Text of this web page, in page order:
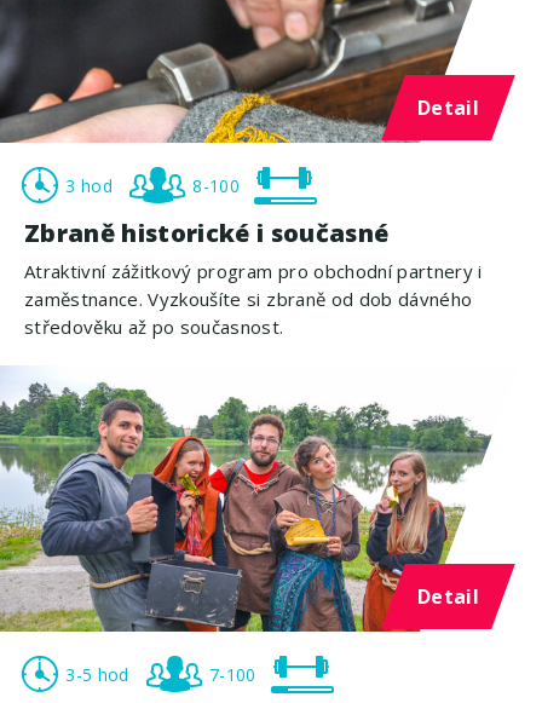
Detail
3 hod 8-100
Zbraně historické i současné
Atraktivní zážitkový program pro obchodní partnery i
zaměstnance. Vyzkoušíte si zbraně od dob dávného
středověku až po současnost.
Detail
3-5 hod 7-100